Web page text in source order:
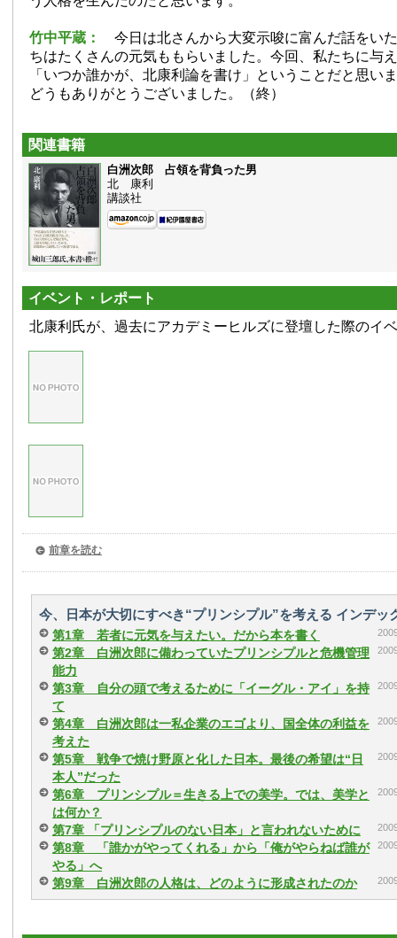
竹中平蔵：
今日は北さんから大変示唆に富んだ話をい
ちはたくさんの元気ももらいました。今回、私たちに与
「いつか誰かが、北康利論を書け」ということだと思い
どうもありがとうございました。（終）
関連書籍
白洲次郎 占領を背負った男
北 康利
講談社
イベント・レポート
北康利氏が、過去にアカデミーヒルズに登壇した際のイ
前章を読む
今、日本が大切にすべき“プリンシプル”を考える インデッ
第1章 若者に元気を与えたい。だから本を書く
第2章 白洲次郎に備わっていたプリンシプルと危機管理
能力
第3章 自分の頭で考えるために「イーグル・アイ」を持
て
第4章 白洲次郎は一私企業のエゴより、国全体の利益を
考えた
第5章 戦争で焼け野原と化した日本。最後の希望は“日
本人”だった
第6章 プリンシプル＝生きる上での美学。では、美学と
は何か？
第7章 「プリンシプルのない日本」と言われないために
第8章 「誰かがやってくれる」から「俺がやらねば誰が
やる」へ
第9章 白洲次郎の人格は、どのように形成されたのか